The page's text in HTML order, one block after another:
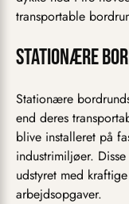
transportable
Stationære
Stationære
end deres
blive installeret på
industrimiljøer.
udstyret med
arbejdsopgaver.